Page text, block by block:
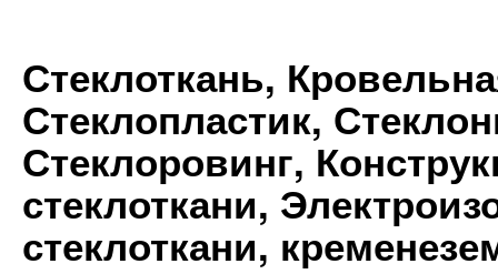
Стеклоткань,
Стеклопластик,
Стеклоровинг,
стеклоткани,
стеклоткани,